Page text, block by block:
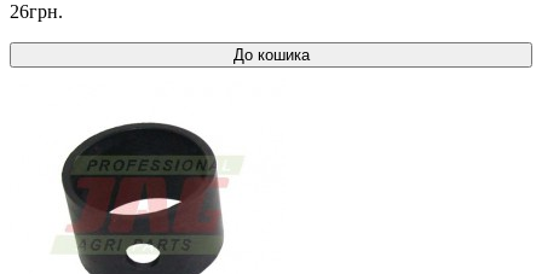
26грн.
До кошика